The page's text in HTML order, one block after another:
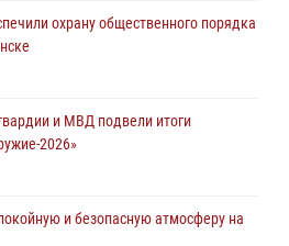
нарушение правопорядка:
в отделе полиции
охрану общественного порядка
и МВД подвели итоги
и безопасную атмосферу на